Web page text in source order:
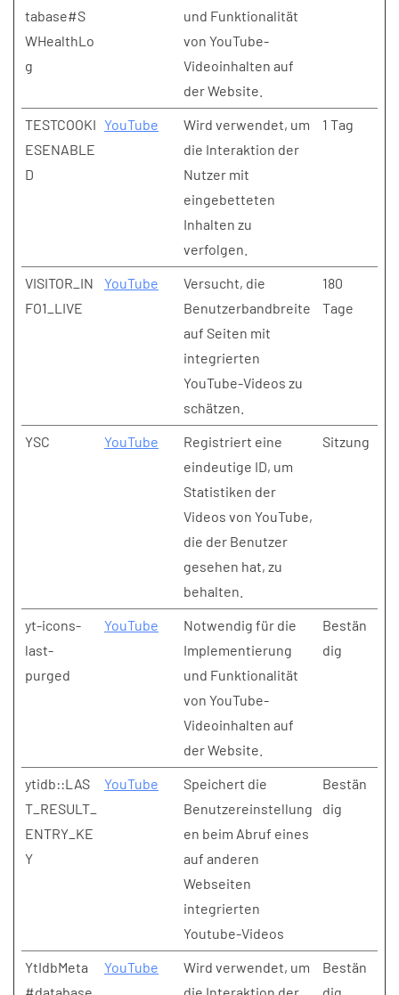
tabase#S
WHealthLo
g
und Funktionalität
von YouTube-
Videoinhalten auf
der Website.
TESTCOOKI
ESENABLE
D
YouTube
Wird verwendet, um
die Interaktion der
Nutzer mit
eingebetteten
Inhalten zu
verfolgen.
1 Tag
VISITOR_IN
FO1_LIVE
YouTube
Versucht, die
Benutzerbandbreite
auf Seiten mit
integrierten
YouTube-Videos zu
schätzen.
180
Tage
YSC YouTube
Registriert eine
eindeutige ID, um
Statistiken der
Videos von YouTube,
die der Benutzer
gesehen hat, zu
behalten.
Sitzung
yt-icons-
last-
purged
YouTube
Notwendig für die
Implementierung
und Funktionalität
von YouTube-
Videoinhalten auf
der Website.
Bestän
dig
ytidb::LAS
T_RESULT_
ENTRY_KE
Y
YouTube
Speichert die
Benutzereinstellung
en beim Abruf eines
auf anderen
Webseiten
integrierten
Youtube-Videos
Bestän
dig
YtIdbMeta
YouTube
Wird verwendet, um
Bestän